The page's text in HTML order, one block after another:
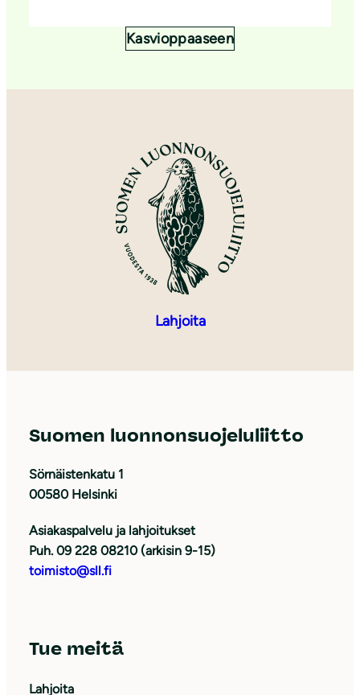
Kasvioppaaseen
Lahjoita
Suomen luonnonsuojeluliitto
Sörnäistenkatu 1
00580 Helsinki
Asiakaspalvelu ja lahjoitukset
Puh. 09 228 08210 (arkisin 9-15)
toimisto@sll.fi
Tue meitä
Lahjoita